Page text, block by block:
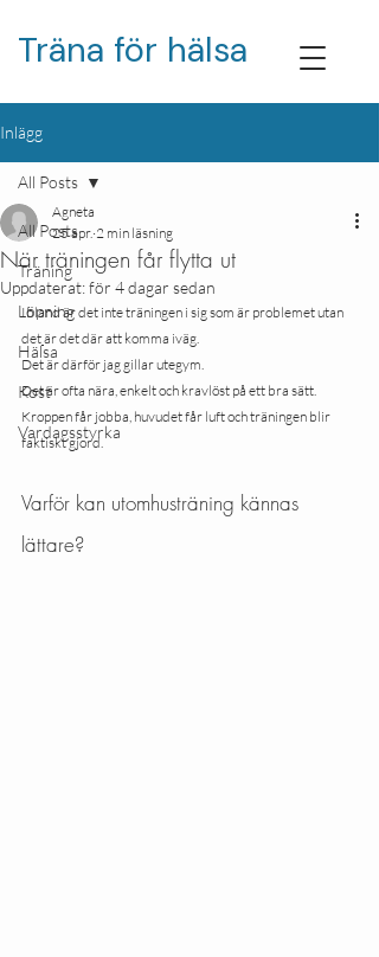
Träna för hälsa
Inlägg
All Posts
Träning
Löpning
Hälsa
Kost
Vardagsstyrka
All Posts
När träningen får flytta ut
Agneta
25 apr. 2 min läsning
Uppdaterat:för 4 dagar sedan
Ibland är det inte träningen i sig som är problemet utan
detär det där att komma iväg.
Det är därför jag gillar utegym.
Det är ofta nära, enkelt och kravlöst på ett bra sätt.
Kroppen får jobba, huvudet får luft och träningen blir
faktiskt gjord.
Varför kan utomhusträning kännas
lättare?